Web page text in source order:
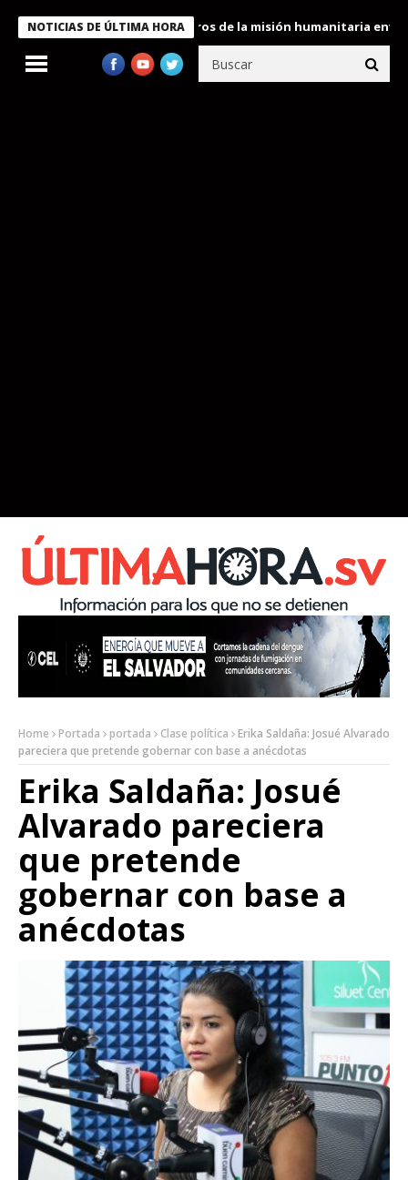
NOTICIAS DE ÚLTIMA HORA
condecora a miembros de la misión humanitaria enviada a
Home Portada portada Clase política
Erika Saldaña: Josué Alvarado
pareciera que pretende gobernar con base a anécdotas
Erika Saldaña: Josué
Alvarado pareciera
que pretende
gobernar con base a
anécdotas